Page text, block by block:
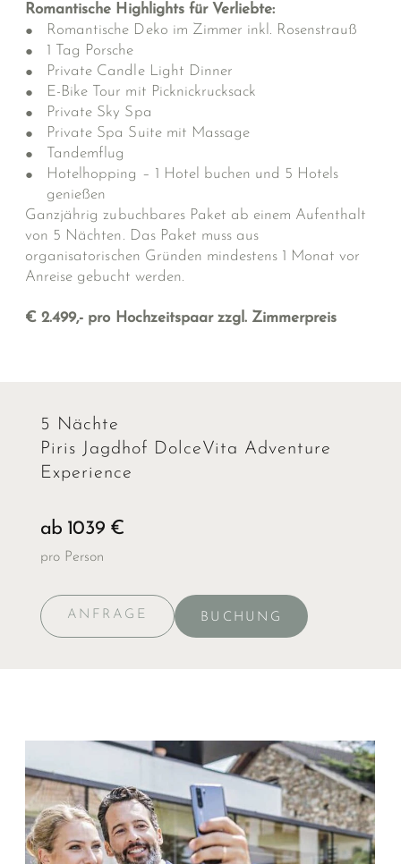
Romantische Highlights für Verliebte:
Romantische Deko im Zimmer inkl. Rosenstrauß
1 Tag Porsche
Private Candle Light Dinner
E-Bike Tour mit Picknickrucksack
Private Sky Spa
Private Spa Suite mit Massage
Tandemflug
Hotelhopping – 1 Hotel buchen und 5 Hotels
genießen
Ganzjährig zubuchbares Paket ab einem Aufenthalt
von 5 Nächten. Das Paket muss aus
organisatorischen Gründen mindestens 1 Monat vor
Anreise gebucht werden.
€ 2.499,- pro Hochzeitspaar zzgl. Zimmerpreis
5 Nächte
Piris Jagdhof DolceVita Adventure
Experience
ab 1039 €
pro Person
ANFRAGE BUCHUNG